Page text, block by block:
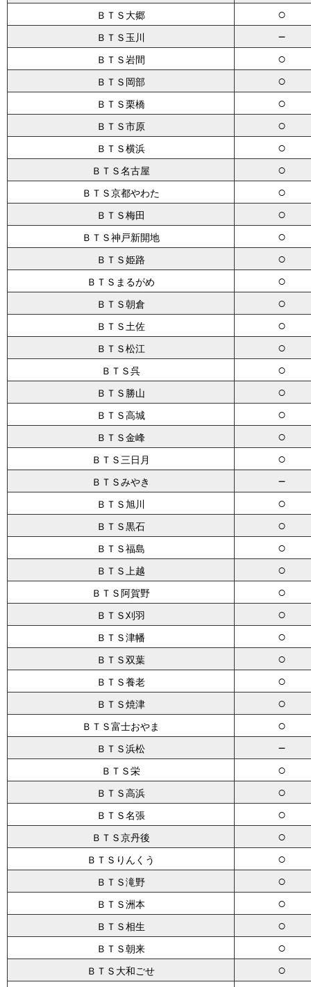
ＢＴＳ大郷 ○
ＢＴＳ玉川 －
ＢＴＳ岩間 ○
ＢＴＳ岡部 ○
ＢＴＳ栗橋 ○
ＢＴＳ市原 ○
ＢＴＳ横浜 ○
ＢＴＳ名古屋 ○
ＢＴＳ京都やわた ○
ＢＴＳ梅田 ○
ＢＴＳ神戸新開地 ○
ＢＴＳ姫路 ○
ＢＴＳまるがめ ○
ＢＴＳ朝倉 ○
ＢＴＳ土佐 ○
ＢＴＳ松江 ○
ＢＴＳ呉 ○
ＢＴＳ勝山 ○
ＢＴＳ高城 ○
ＢＴＳ金峰 ○
ＢＴＳ三日月 ○
ＢＴＳみやき －
ＢＴＳ旭川 ○
ＢＴＳ黒石 ○
ＢＴＳ福島 ○
ＢＴＳ上越 ○
ＢＴＳ阿賀野 ○
ＢＴＳ刈羽 ○
ＢＴＳ津幡 ○
ＢＴＳ双葉 ○
ＢＴＳ養老 ○
ＢＴＳ焼津 ○
ＢＴＳ富士おやま ○
ＢＴＳ浜松 －
ＢＴＳ栄 ○
ＢＴＳ高浜 ○
ＢＴＳ名張 ○
ＢＴＳ京丹後 ○
ＢＴＳりんくう ○
ＢＴＳ滝野 ○
ＢＴＳ洲本 ○
ＢＴＳ相生 ○
ＢＴＳ朝来 ○
ＢＴＳ大和ごせ
○